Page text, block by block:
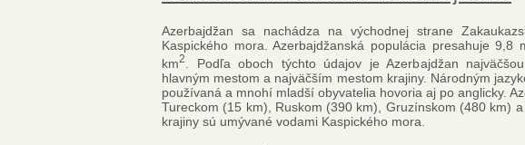
Azerbajdžan sa nachádza na východnej strane
Kaspického mora. Azerbajdžanská populácia presahuje
km2
. Podľa oboch týchto údajov je Azerbajdžan
hlavným mestom a najväčším mestom krajiny. Národným
používaná a mnohí mladší obyvatelia hovoria aj po anglicky.
Tureckom (15 km), Ruskom (390 km), Gruzínskom (480 km)
krajiny sú umývané vodami Kaspického mora.